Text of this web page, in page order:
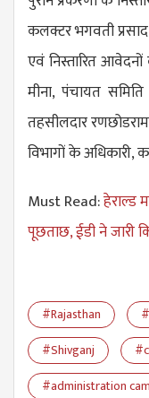
कलक्टर भगवती
एवं निस्तारित
मीना, पंचायत
तहसीलदार
विभागों के अधिकारी,
Must Read:हेराल्ड
पूछताछ, ईडी ने जारी
#Rajasthan
#Shivganj
#administration